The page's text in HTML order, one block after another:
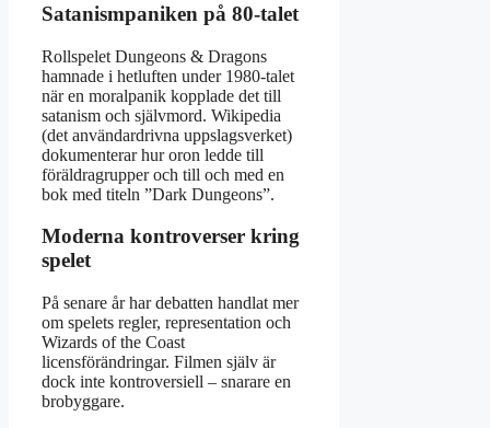
Satanismpaniken på 80-talet
Rollspelet Dungeons & Dragons
hamnade i hetluften under 1980-talet
när en moralpanik kopplade det till
satanism och självmord. Wikipedia
(det användardrivna uppslagsverket)
dokumenterar hur oron ledde till
föräldragrupper och till och med en
bok med titeln ”Dark Dungeons”.
Moderna kontroverser kring
spelet
På senare år har debatten handlat mer
om spelets regler, representation och
Wizards of the Coast
licensförändringar. Filmen själv är
dock inte kontroversiell – snarare en
brobyggare.